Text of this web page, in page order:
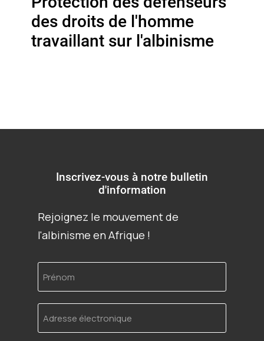
des droits de l'homme
travaillant sur l'albinisme
Inscrivez-vous à notre bulletin
d'information
Rejoignez le mouvement de
l'albinisme en Afrique !
Prénom
Adresse
électronique